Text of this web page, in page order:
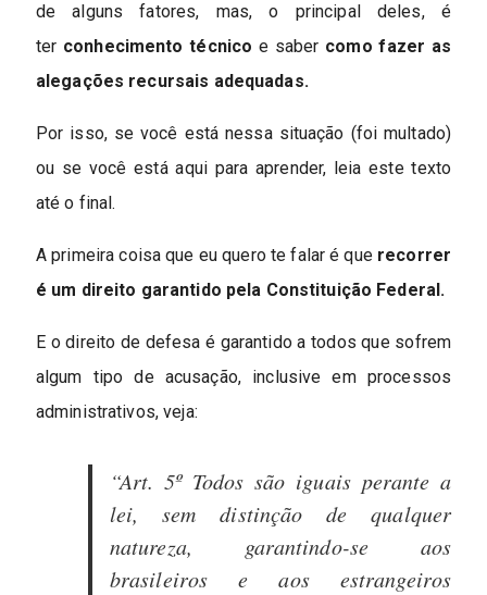
de alguns fatores, mas, o principal deles, é
ter conhecimento técnico e saber como fazer as
alegações recursais adequadas.
Por isso, se você está nessa situação (foi multado)
ou se você está aqui para aprender, leia este texto
até o final.
A primeira coisa que eu quero te falar é que recorrer
é um direito garantido pela Constituição Federal.
E o direito de defesa é garantido a todos que sofrem
algum tipo de acusação, inclusive em processos
administrativos, veja:
“Art. 5º Todos são iguais perante a
lei, sem distinção de qualquer
natureza, garantindo-se aos
brasileiros e aos estrangeiros